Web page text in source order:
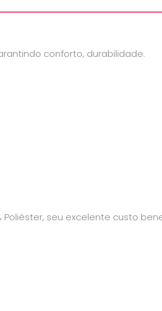
conforto, durabilidade.
Poliéster, seu excelente custo